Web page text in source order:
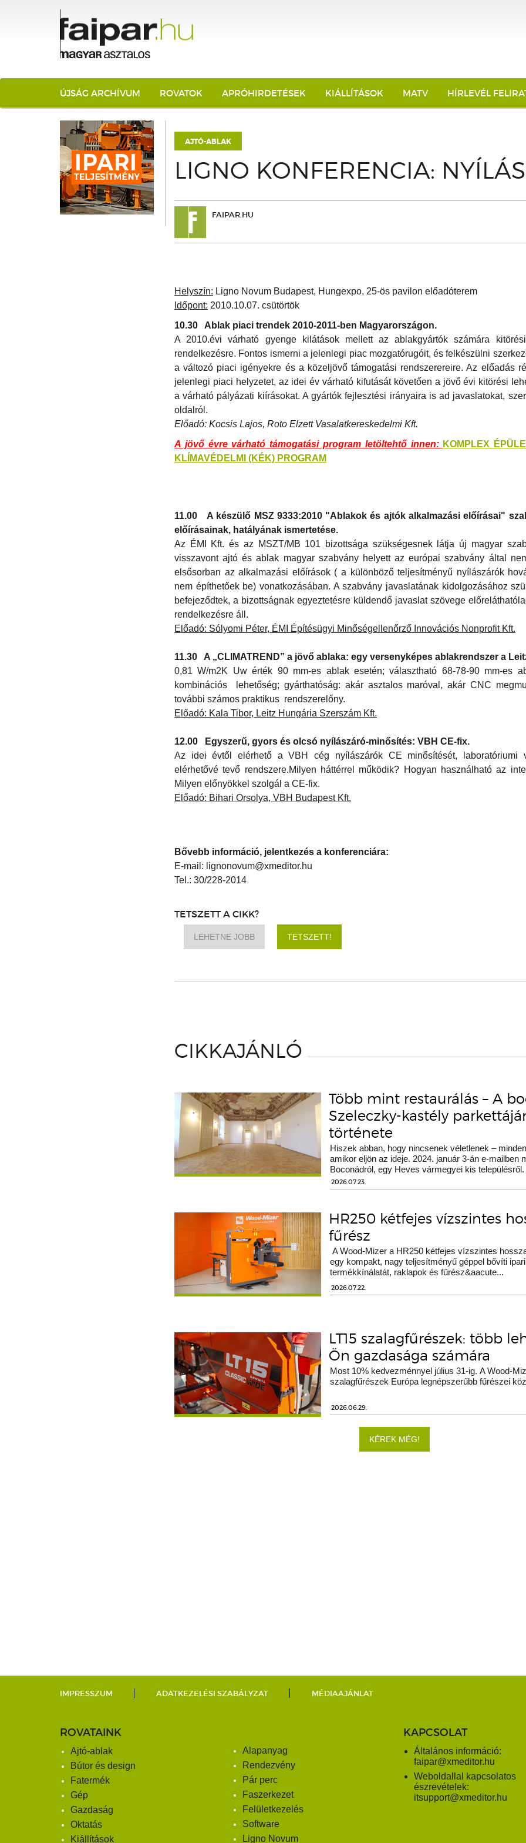
ÚJSÁG ARCHÍVUM ROVATOK APRÓHIRDETÉSEK KIÁLLÍTÁSOK MATV HÍRLEVÉL
AJTÓ-ABLAK
LIGNO KONFERENCIA:
FAIPAR.HU
Helyszín: Ligno Novum Budapest, Hungexpo, 25-ös pavilon előadóterem
Időpont: 2010.10.07. csütörtök
10.30
Ablak piaci trendek 2010-2011-ben Magyarországon.
A 2010.évi várható gyenge kilátások mellett az ablakgyártók számára
rendelkezésre. Fontos ismerni a jelenlegi piac mozgatórugóit, és felkészülni
a változó piaci igényekre és a közeljövő támogatási rendszerereire. Az előadás
jelenlegi piaci helyzetet, az idei év várható kifutását követően a jövő évi kitörési
a várható pályázati kiírásokat. A gyártók fejlesztési irányaira is ad javaslatokat,
oldalról.
Előadó: Kocsis Lajos, Roto Elzett Vasalatkereskedelmi Kft.
A jövő évre várható támogatási program letöltehtő innen: KOMPLEX
KLÍMAVÉDELMI (KÉK) PROGRAM
11.00
A készülő MSZ 9333:2010 "Ablakok és ajtók alkalmazási előírásai"
előírásainak, hatályának ismertetése.
Az ÉMI Kft. és az MSZT/MB 101 bizottsága szükségesnek látja új magyar
visszavont ajtó és ablak magyar szabvány helyett az európai szabvány által
elsősorban az alkalmazási előírások ( a különböző teljesítményű nyílászárók
nem építhetőek be) vonatkozásában. A szabvány javaslatának kidolgozásához
befejeződtek, a bizottságnak egyeztetésre küldendő javaslat szövege
rendelkezésre áll.
Előadó: Sólyomi Péter, ÉMI Építésügyi Minőségellenőrző Innovációs Nonprofit Kft.
11.30 A „CLIMATREND” a jövő ablaka: egy versenyképes ablakrendszer a
0,81 W/m2K Uw érték 90 mm-es ablak esetén; választható 68-78-90 mm-es
kombinációs lehetőség; gyárthatóság: akár asztalos maróval, akár CNC
további számos praktikus rendszerelőny.
Előadó: Kala Tibor, Leitz Hungária Szerszám Kft.
12.00 Egyszerű, gyors és olcsó nyílászáró-minősítés: VBH CE-fix.
Az idei évtől elérhető a VBH cég nyílászárók CE minősítését, laboratóriumi
elérhetővé tevő rendszere.Milyen háttérrel működik? Hogyan használható az
Milyen előnyökkel szolgál a CE-fix.
Előadó: Bihari Orsolya, VBH Budapest Kft.
Bővebb információ, jelentkezés a konferenciára:
E-mail: lignonovum@xmeditor.hu
Tel.: 30/228-2014
TETSZETT A CIKK?
LEHETNE JOBB TETSZETT!
CIKKAJÁNLÓ
Több mint restaurálás – A
Szeleczky-kastély
története
Hiszek abban, hogy nincsenek véletlenek –
amikor eljön az ideje. 2024. január 3-án e-mailben
Boconádról, egy Heves vármegyei kis településről.
2026.07.23.
HR250 kétfejes vízszintes
fűrész
A Wood-Mizer a HR250 kétfejes vízszintes
egy kompakt, nagy teljesítményű géppel bővíti ipari
termékkínálatát, raklapok és fűrész&aacute...
2026.07.22.
LT15 szalagfűrészek: több
Ön gazdasága számára
Most 10% kedvezménnyel július 31-ig. A Wood-
szalagfűrészek Európa legnépszerűbb fűrészei
2026.06.29.
KÉREK MÉG!
IMPRESSZUM ADATKEZELÉSI SZABÁLYZAT MÉDIAAJÁNLAT
ROVATAINK
Ajtó-ablak
Bútor és design
Fatermék
Gép
Gazdaság
Oktatás
Kiállítások
Alapanyag
Rendezvény
Pár perc
Faszerkezet
Felületkezelés
Software
Ligno Novum
KAPCSOLAT
Általános információ:
faipar@xmeditor.hu
Weboldallal kapcsolatos
észrevételek:
itsupport@xmeditor.hu